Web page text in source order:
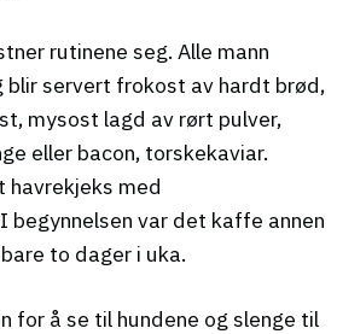
rutinene seg. Alle mann
blir servert frokost av hardt brød,
mysost lagd av rørt pulver,
eller bacon, torskekaviar.
havrekjeks med
begynnelsen var det kaffe annen
to dager i uka.
for å se til hundene og slenge til